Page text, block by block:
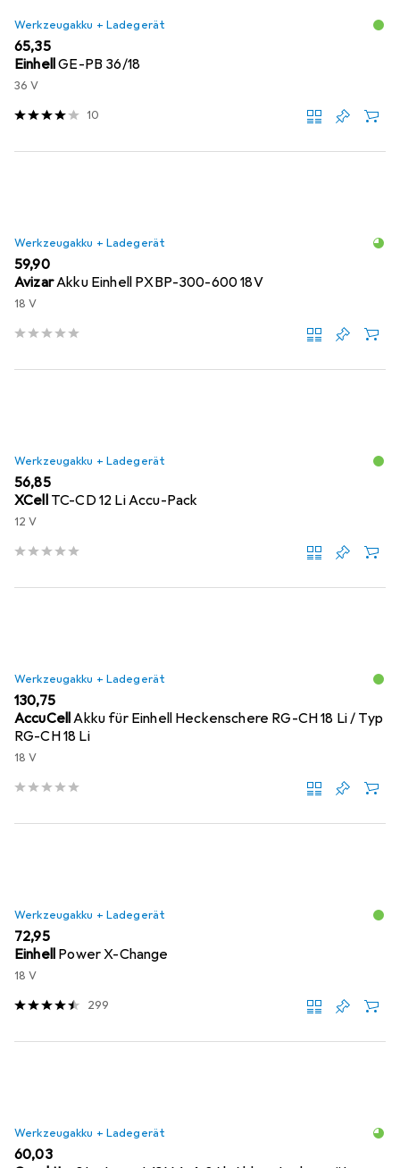
Werkzeugakku + Ladegerät
EUR
65,35
EinhellGE-PB 36/18
36 V
10
Werkzeugakku + Ladegerät
EUR
59,90
AvizarAkku Einhell PXBP-300-600 18V
18 V
Werkzeugakku + Ladegerät
EUR
56,85
XCell TC-CD 12 Li Accu-Pack
12 V
Werkzeugakku + Ladegerät
EUR
130,75
AccuCellAkku für Einhell Heckenschere RG-CH 18 Li / Typ
RG-CH 18 Li
18 V
Werkzeugakku + Ladegerät
EUR
72,95
Einhell Power X-Change
18 V
299
Werkzeugakku + Ladegerät
EUR
60,03